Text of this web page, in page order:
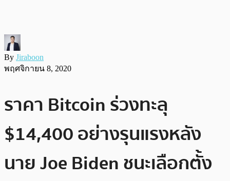
By Jiraboon
พฤศจิกายน 8, 2020
ราคา Bitcoin ร่วงทะลุ
$14,400 อย่างรุนแรงหลัง
นาย Joe Biden ชนะเลือกตั้ง